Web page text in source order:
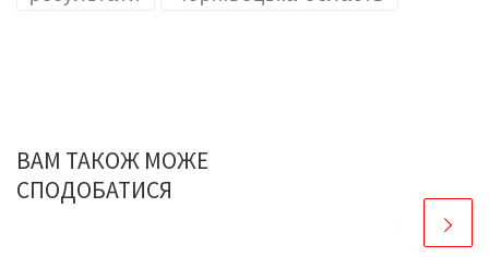
ВАМ ТАКОЖ МОЖЕ
СПОДОБАТИСЯ